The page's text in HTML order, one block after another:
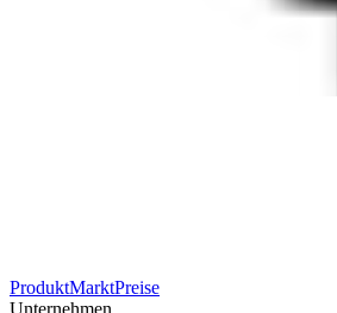
ProduktMarktPreise
Unternehmen